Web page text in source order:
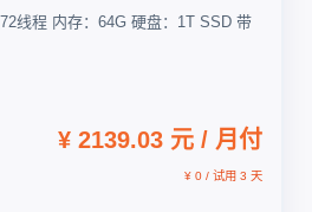
线程 内存：64G 硬盘：1T SSD 带
¥ 2139.03 元 / 月付
¥ 0 / 试用 3 天